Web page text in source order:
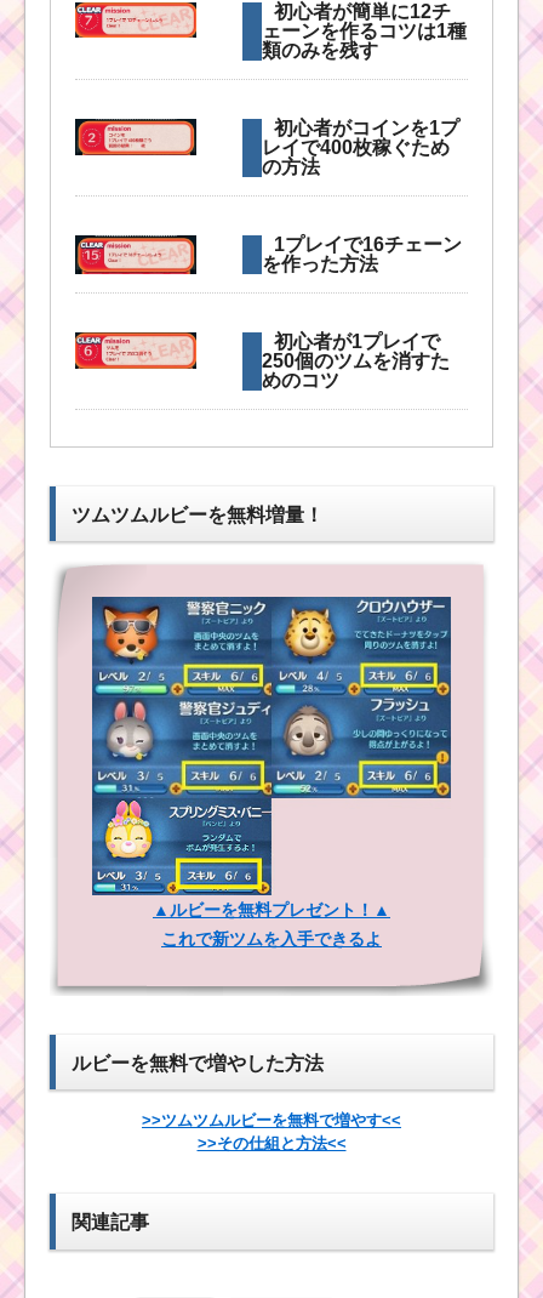
初心者が簡単に12チ
ェーンを作るコツは1種
類のみを残す
初心者がコインを1プ
レイで400枚稼ぐため
の方法
1プレイで16チェーン
を作った方法
初心者が1プレイで
250個のツムを消すた
めのコツ
プーさんファミリー
を使って合計で250万
点を稼ぐ方法
友達を呼ぶスキルを
使って1プレイで60万
点を稼いだ方法
コンボを出してミッシ
ョンをクリアする方法
ミッキーでスキルを
1プレイでフィーバー
を5回突入させた方法
ツムツムルビーを無料増量！
▲ルビーを無料プレゼント！▲
これで新ツムを入手できるよ
ルビーを無料で増やした方法
>>ツムツムルビーを無料で増やす<<
>>その仕組と方法<<
関連記事